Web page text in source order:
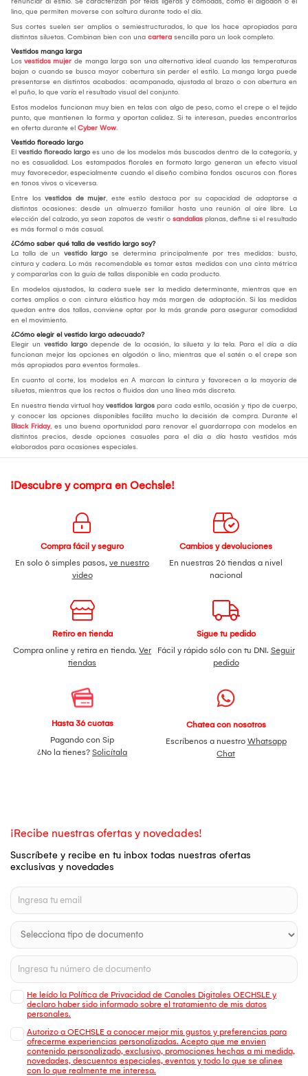
lino, que permiten moverse con soltura durante todo el día.
Sus cortes suelen ser amplios o semiestructurados, lo que los hace apropiados para
distintas siluetas. Combinan bien con una cartera sencilla para un look completo.
Vestidos manga larga
Los vestidos mujer de manga larga son una alternativa ideal cuando las temperaturas
bajan o cuando se busca mayor cobertura sin perder el estilo. La manga larga puede
presentarse en distintos acabados: acampanada, ajustada al brazo o con abertura en
el puño, lo que varía el resultado visual del conjunto.
Estos modelos funcionan muy bien en telas con algo de peso, como el crepe o el tejido
punto, que mantienen la forma y aportan calidez. Si te interesan, puedes encontrarlos
en oferta durante el Cyber Wow.
Vestido floreado largo
El vestido floreado largo es uno de los modelos más buscados dentro de la categoría, y
no es casualidad. Los estampados florales en formato largo generan un efecto visual
muy favorecedor, especialmente cuando el diseño combina fondos oscuros con flores
en tonos vivos o viceversa.
Entre los vestidos de mujer, este estilo destaca por su capacidad de adaptarse a
distintas ocasiones: desde un almuerzo familiar hasta una reunión al aire libre. La
elección del calzado, ya sean zapatos de vestir o sandalias planas, define si el resultado
es más formal o más casual.
¿Cómo saber qué talla de vestido largo soy?
La talla de un vestido largo se determina principalmente por tres medidas: busto,
cintura y cadera. Lo más recomendable es tomar estas medidas con una cinta métrica
y compararlas con la guía de tallas disponible en cada producto.
En modelos ajustados, la cadera suele ser la medida determinante, mientras que en
cortes amplios o con cintura elástica hay más margen de adaptación. Si las medidas
quedan entre dos tallas, conviene optar por la más grande para asegurar comodidad
en el movimiento.
¿Cómo elegir el vestido largo adecuado?
Elegir un vestido largo depende de la ocasión, la silueta y la tela. Para el día a día
funcionan mejor las opciones en algodón o lino, mientras que el satén o el crepe son
más apropiados para eventos formales.
En cuanto al corte, los modelos en A marcan la cintura y favorecen a la mayoría de
siluetas, mientras que los rectos o fluidos dan una línea más discreta.
En nuestra tienda virtual hay vestidos largos para cada estilo, ocasión y tipo de cuerpo,
y conocer las opciones disponibles facilita mucho la decisión de compra. Durante el
Black Friday, es una buena oportunidad para renovar el guardarropa con modelos en
distintos precios, desde opciones casuales para el día a día hasta vestidos más
elaborados para ocasiones especiales.
¡Descubre y compra en Oechsle!
Compra fácil y seguro
En solo 6 simples pasos, ve nuestro
video
Cambios y devoluciones
En nuestras 26 tiendas a nivel
nacional
Retiro en tienda
Compra online y retira en tienda. Ver
tiendas
Sigue tu pedido
Fácil y rápido sólo con tu DNI. Seguir
pedido
Hasta 36 cuotas
Pagando con Sip
¿No la tienes? Solicítala
Chatea con nosotros
Escríbenos a nuestro Whatsapp
Chat
¡Recibe nuestras ofertas y novedades!
Suscríbete y recibe en tu inbox todas nuestras ofertas
exclusivas y novedades
He leído la Política de Privacidad de Canales Digitales OECHSLE y
declaro haber sido informado sobre el tratamiento de mis datos
personales.
Autorizo a OECHSLE a conocer mejor mis gustos y preferencias para
ofrecerme experiencias personalizadas. Acepto que me envien
contenido personalizado, exclusivo, promociones hechas a mi medida,
novedades, descuentos especiales, eventos y todo lo que se alinee
con lo que realmente me interesa.